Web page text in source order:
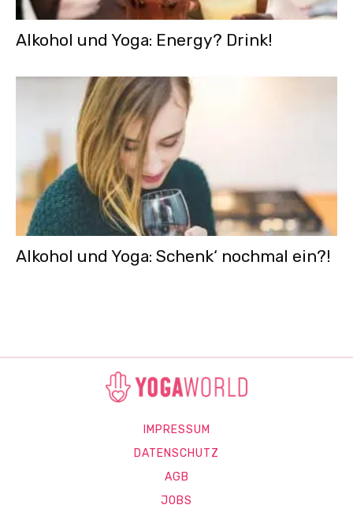
Alkohol und Yoga: Energy? Drink!
Alkohol und Yoga: Schenk‘ nochmal ein?!
IMPRESSUM
DATENSCHUTZ
AGB
JOBS